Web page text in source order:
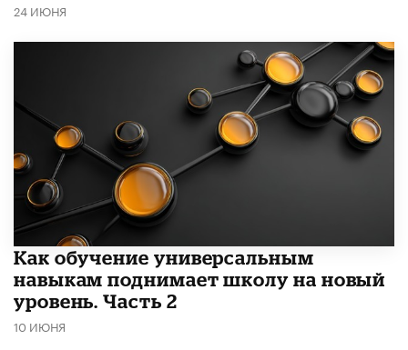
24 ИЮНЯ
​Как обучение универсальным
навыкам поднимает школу на новый
уровень. Часть 2
10 ИЮНЯ